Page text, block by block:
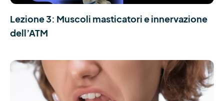
Lezione 3: Muscoli masticatori e innervazione
dell’ATM